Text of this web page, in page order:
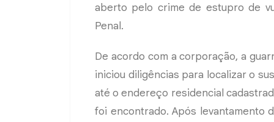
aberto pelo crime de estupro de
Penal.
De acordo com a corporação, a
iniciou diligências para localizar o
até o endereço residencial
foi encontrado. Após levantamento